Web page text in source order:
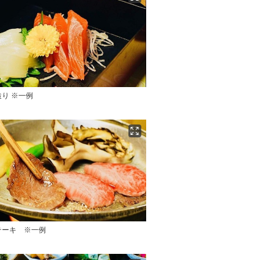
り ※一例
ーキ ※一例